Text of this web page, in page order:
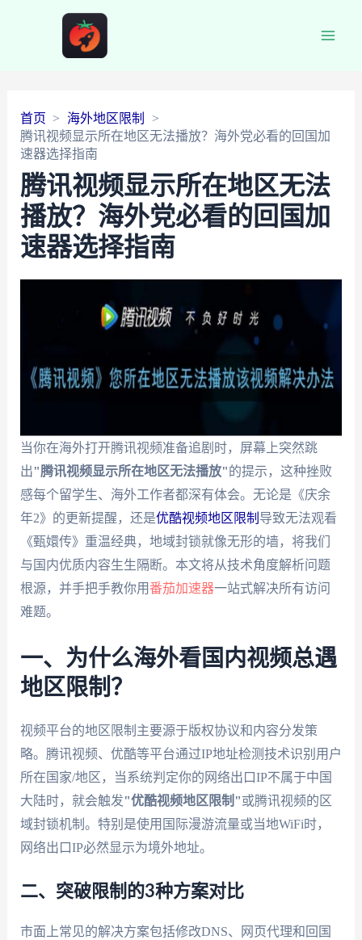
首页
海外地区限制
腾讯视频显示所在地区无法播放？海外党必看的回国加
速器选择指南
腾讯视频显示所在地区无法
播放？海外党必看的回国加
速器选择指南
当你在海外打开腾讯视频准备追剧时，屏幕上突然跳
出"腾讯视频显示所在地区无法播放"的提示，这种挫败
感每个留学生、海外工作者都深有体会。无论是《庆余
年2》的更新提醒，还是优酷视频地区限制 导致无法观看
《甄嬛传》重温经典，地域封锁就像无形的墙，将我们
与国内优质内容生生隔断。本文将从技术角度解析问题
根源，并手把手教你用番茄加速器一站式解决所有访问
难题。
一、为什么海外看国内视频总遇
地区限制？
视频平台的地区限制主要源于版权协议和内容分发策
略。腾讯视频、优酷等平台通过IP地址检测技术识别用户
所在国家/地区，当系统判定你的网络出口IP不属于中国
大陆时，就会触发"优酷视频地区限制"或腾讯视频的区
域封锁机制。特别是使用国际漫游流量或当地WiFi时，
网络出口IP必然显示为境外地址。
二、突破限制的3种方案对比
市面上常见的解决方案包括修改DNS、网页代理和回国